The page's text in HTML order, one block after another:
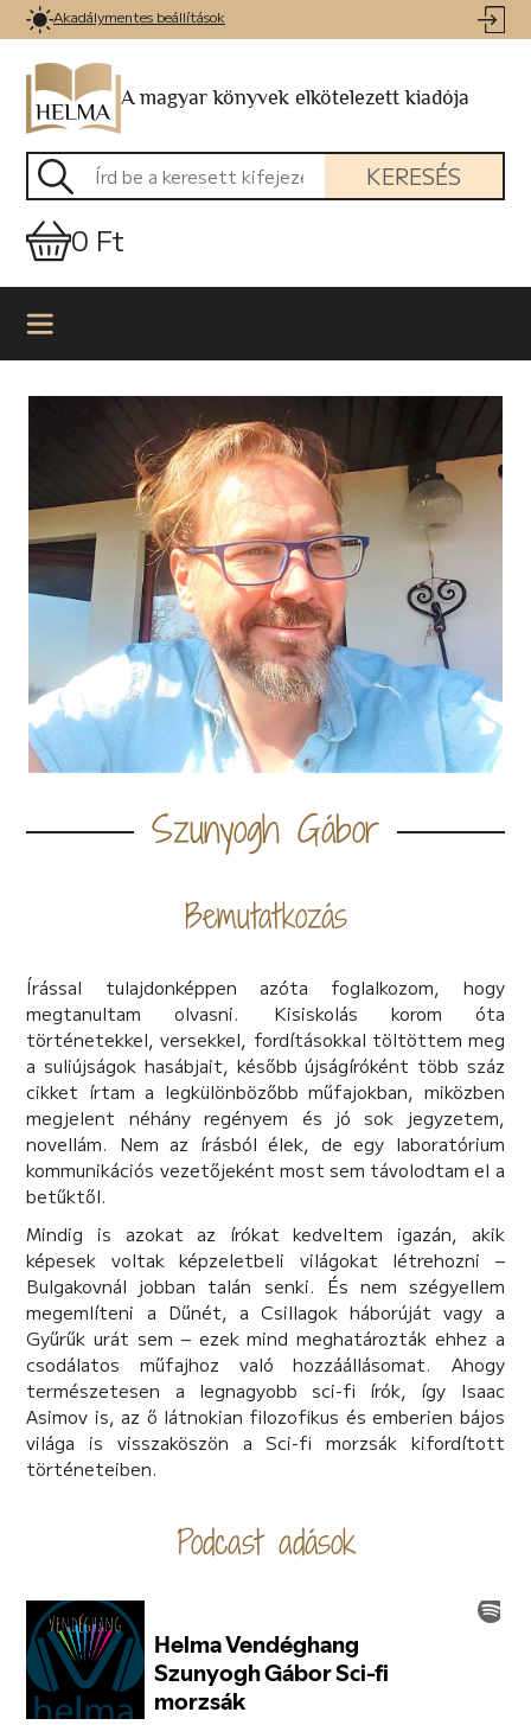
Akadálymentes beállítások
A magyar könyvek elkötelezett kiadója
KERESÉS
0 Ft
Szunyogh Gábor
Bemutatkozás
Írással tulajdonképpen azóta foglalkozom, hogy
megtanultam olvasni. Kisiskolás korom óta
történetekkel, versekkel, fordításokkal töltöttem meg
a suliújságok hasábjait, később újságíróként több száz
cikket írtam a legkülönbözőbb műfajokban, miközben
megjelent néhány regényem és jó sok jegyzetem,
novellám. Nem az írásból élek, de egy laboratórium
kommunikációs vezetőjeként most sem távolodtam el a
betűktől.
Mindig is azokat az írókat kedveltem igazán, akik
képesek voltak képzeletbeli világokat létrehozni –
Bulgakovnál jobban talán senki. És nem szégyellem
megemlíteni a Dűnét, a Csillagok háborúját vagy a
Gyűrűk urát sem – ezek mind meghatározták ehhez a
csodálatos műfajhoz való hozzáállásomat. Ahogy
természetesen a legnagyobb sci-fi írók, így Isaac
Asimov is, az ő látnokian filozofikus és emberien bájos
világa is visszaköszön a Sci-fi morzsák kifordított
történeteiben.
Podcast adások